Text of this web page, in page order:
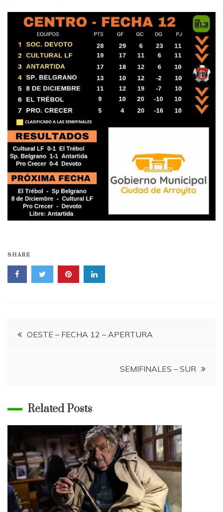
SHARE
Navegación
OESTE – FECHA 12 – APERTURA
SEMIFINALES – SUR
Related Posts